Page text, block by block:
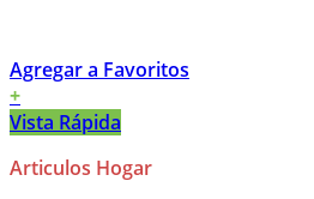
Agregar a Favoritos
+
Vista Rápida
Articulos Hogar